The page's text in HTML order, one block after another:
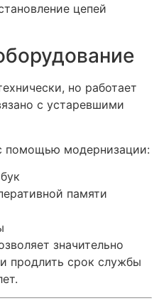
цепей
но работает
с устаревшими
помощью модернизации:
памяти
значительно
продлить срок службы